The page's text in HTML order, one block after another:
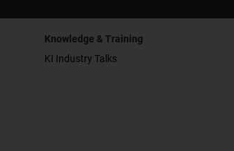
Knowledge & Training
KI Industry Talks